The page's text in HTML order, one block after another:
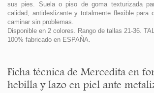
sus pies. Suela o piso de goma texturizada
calidad, antideslizante y totalmente flexible para
caminar sin problemas.
Disponible en 2 colores. Rango de tallas 21-36.
100% fabricado en ESPAÑA.
Ficha técnica de Mercedita en
hebilla y lazo en piel ante